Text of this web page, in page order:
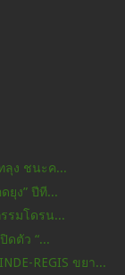
ลุง ชนะค...
ยุง” ปีที...
รมโดรน...
ดตัว “...
REGIS ขยา...